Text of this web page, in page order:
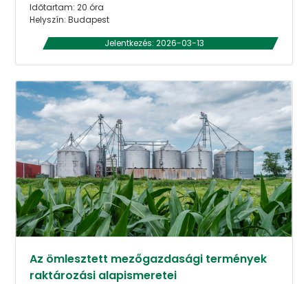
Időtartam: 20 óra
Helyszín: Budapest
Jelentkezés: 2026-03-13
Az ömlesztett mezőgazdasági termények
raktározási alapismeretei